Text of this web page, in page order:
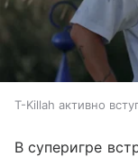
T-Killah активно
В суперигре